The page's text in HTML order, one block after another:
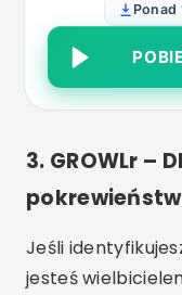
Ponad
3. GROWLr –
Jeśli
jesteś